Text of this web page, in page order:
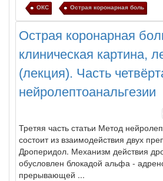
ОКС Острая коронарная боль
Острая коронарная
клиническая картина,
(лекция). Часть
нейролептоанальгезии
Третяя часть статьи Метод
состоит из взаимодействия двух
Дроперидол. Механизм действия
обусловлен блокадой альфа -
прерывающей ...